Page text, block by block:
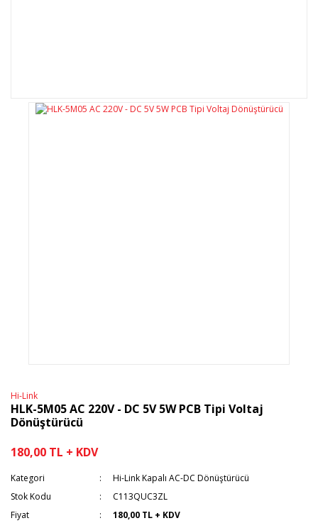
Hi-Link
HLK-5M05 AC 220V - DC 5V 5W PCB Tipi Voltaj
Dönüştürücü
180,00 TL + KDV
Kategori
Hi-Link Kapalı AC-DC Dönüştürücü
Stok Kodu
C113QUC3ZL
Fiyat
180,00 TL + KDV